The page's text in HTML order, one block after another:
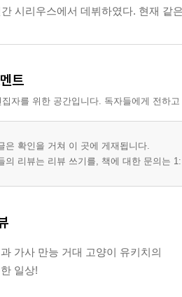
시리우스에서 데뷔하였다. 현재 같
트
자를 위한 공간입니다. 독자들에게 전하
은 확인을 거쳐 이 곳에 게재됩니다.
의 리뷰는 리뷰 쓰기를, 책에 대한 문의는
가사 만능 거대 고양이 유키치의
일상!